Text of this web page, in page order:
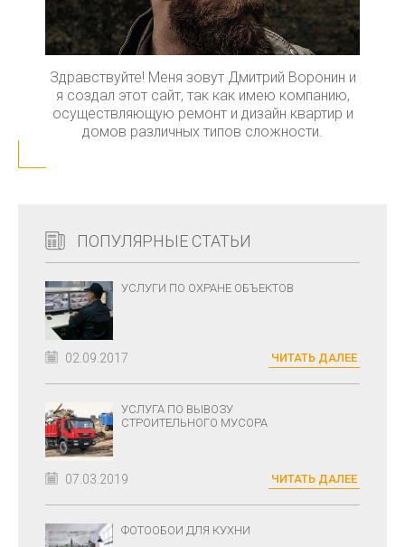
Здравствуйте! Меня зовут Дмитрий Воронин и
я создал этот сайт, так как имею компанию,
осуществляющую ремонт и дизайн квартир и
домов различных типов сложности.
ПОПУЛЯРНЫЕ СТАТЬИ
УСЛУГИ ПО ОХРАНЕ ОБЪЕКТОВ
02.09.2017 ЧИТАТЬ ДАЛЕЕ
УСЛУГА ПО ВЫВОЗУ
СТРОИТЕЛЬНОГО МУСОРА
07.03.2019 ЧИТАТЬ ДАЛЕЕ
ФОТООБОИ ДЛЯ КУХНИ